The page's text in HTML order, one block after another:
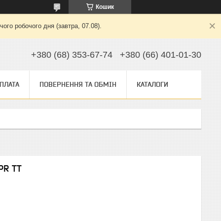
Кошик
робочого дня (завтра, 07.08).
+380 (68) 353-67-74 +380 (66) 401-01-30
ПОВЕРНЕННЯ ТА ОБМІН КАТАЛОГИ
TT